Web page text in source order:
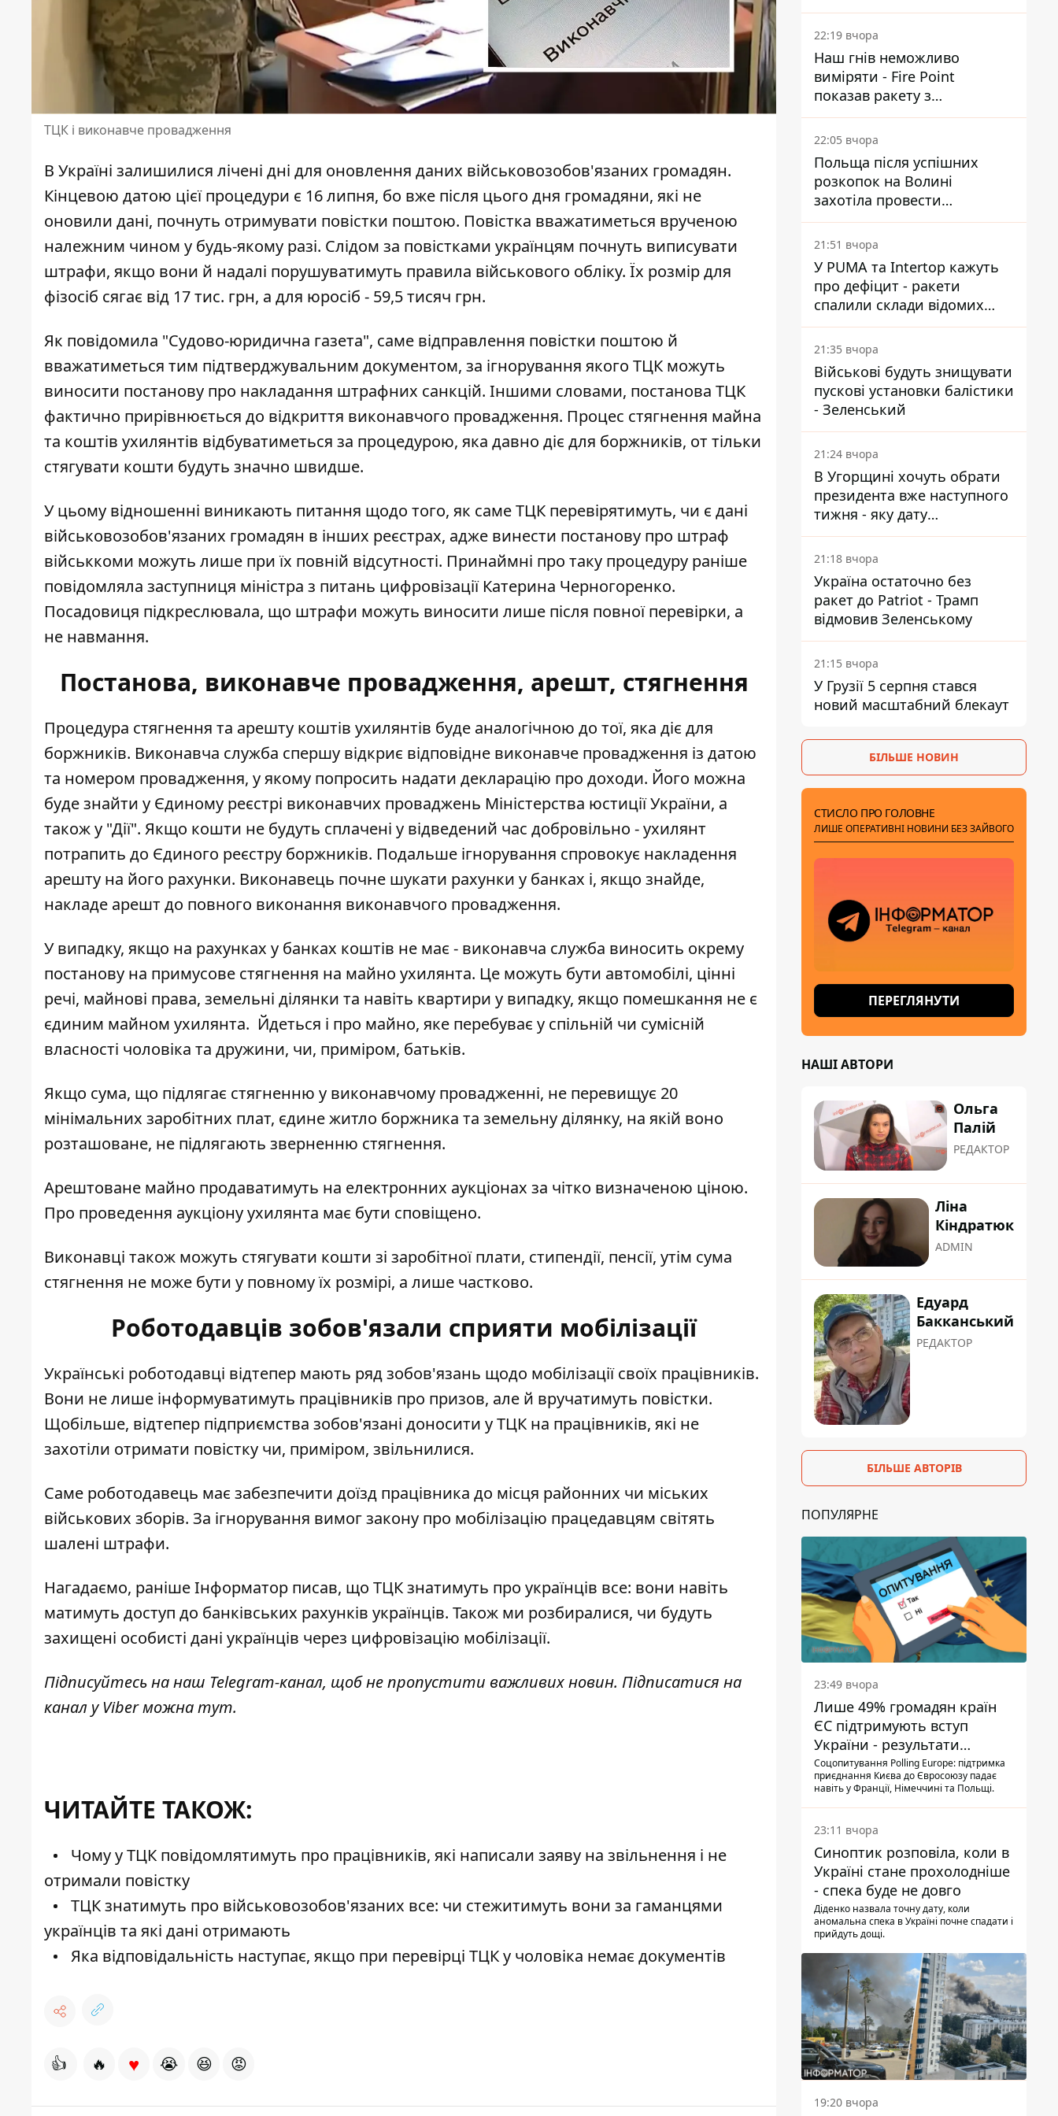
ТЦК і виконавче провадження
В Україні залишилися лічені дні для оновлення даних військовозобов'язаних громадян.
Кінцевою датою цієї процедури є 16 липня, бо вже після цього дня громадяни, які не
оновили дані, почнуть отримувати повістки поштою. Повістка вважатиметься врученою
належним чином у будь-якому разі. Слідом за повістками українцям почнуть виписувати
штрафи, якщо вони й надалі порушуватимуть правила військового обліку. Їх розмір для
фізосіб сягає від 17 тис. грн, а для юросіб - 59,5 тисяч грн.
Як повідомила "Судово-юридична газета", саме відправлення повістки поштою й
вважатиметься тим підтверджувальним документом, за ігнорування якого ТЦК можуть
виносити постанову про накладання штрафних санкцій. Іншими словами, постанова ТЦК
фактично прирівнюється до відкриття виконавчого провадження. Процес стягнення майна
та коштів ухилянтів відбуватиметься за процедурою, яка давно діє для боржників, от тільки
стягувати кошти будуть значно швидше.
У цьому відношенні виникають питання щодо того, як саме ТЦК перевірятимуть, чи є дані
військовозобов'язаних громадян в інших реєстрах, адже винести постанову про штраф
військкоми можуть лише при їх повній відсутності. Принаймні про таку процедуру раніше
повідомляла заступниця міністра з питань цифровізації Катерина Черногоренко.
Посадовиця підкреслювала, що штрафи можуть виносити лише після повної перевірки, а
не навмання.
Постанова, виконавче провадження, арешт, стягнення
Процедура стягнення та арешту коштів ухилянтів буде аналогічною до тої, яка діє для
боржників. Виконавча служба спершу відкриє відповідне виконавче провадження із датою
та номером провадження, у якому попросить надати декларацію про доходи. Його можна
буде знайти у Єдиному реєстрі виконавчих проваджень Міністерства юстиції України, а
також у "Дії". Якщо кошти не будуть сплачені у відведений час добровільно - ухилянт
потрапить до Єдиного реєстру боржників. Подальше ігнорування спровокує накладення
арешту на його рахунки. Виконавець почне шукати рахунки у банках і, якщо знайде,
накладе арешт до повного виконання виконавчого провадження.
У випадку, якщо на рахунках у банках коштів не має - виконавча служба виносить окрему
постанову на примусове стягнення на майно ухилянта. Це можуть бути автомобілі, цінні
речі, майнові права, земельні ділянки та навіть квартири у випадку, якщо помешкання не є
єдиним майном ухилянта. Йдеться і про майно, яке перебуває у спільній чи сумісній
власності чоловіка та дружини, чи, приміром, батьків.
Якщо сума, що підлягає стягненню у виконавчому провадженні, не перевищує 20
мінімальних заробітних плат, єдине житло боржника та земельну ділянку, на якій воно
розташоване, не підлягають зверненню стягнення.
Арештоване майно продаватимуть на електронних аукціонах за чітко визначеною ціною.
Про проведення аукціону ухилянта має бути сповіщено.
Виконавці також можуть стягувати кошти зі заробітної плати, стипендії, пенсії, утім сума
стягнення не може бути у повному їх розмірі, а лише частково.
Роботодавців зобов'язали сприяти мобілізації
Українські роботодавці відтепер мають ряд зобов'язань щодо мобілізації своїх працівників.
Вони не лише інформуватимуть працівників про призов, але й вручатимуть повістки.
Щобільше, відтепер підприємства зобов'язані доносити у ТЦК на працівників, які не
захотіли отримати повістку чи, приміром, звільнилися.
Саме роботодавець має забезпечити доїзд працівника до місця районних чи міських
військових зборів. За ігнорування вимог закону про мобілізацію працедавцям світять
шалені штрафи.
Нагадаємо, раніше Інформатор писав, що ТЦК знатимуть про українців все: вони навіть
матимуть доступ до банківських рахунків українців. Також ми розбиралися, чи будуть
захищені особисті дані українців через цифровізацію мобілізації.
Підписуйтесь на наш Telegram-канал, щоб не пропустити важливих новин. Підписатися на
канал у Viber можнатут.
ЧИТАЙТЕ ТАКОЖ:
Чому у ТЦК повідомлятимуть про працівників, які написали заяву на звільнення і не
отримали повістку
ТЦК знатимуть про військовозобов'язаних все: чи стежитимуть вони за гаманцями
українців та які дані отримають
Яка відповідальність наступає, якщо при перевірці ТЦК у чоловіка немає документів
👍 🔥 ♥ 😭 😆 😡
Reuters розкрили деталі
22:19 вчора
Наш гнів неможливо
виміряти - Fire Point
показав ракету з
загадковою позначкою 723
22:05 вчора
Польща після успішних
розкопок на Волині
захотіла провести
ексгумацію у нових місцях
21:51 вчора
У PUMA та Intertop кажуть
про дефіцит - ракети
спалили склади відомих
брендів
21:35 вчора
Військові будуть знищувати
пускові установки балістики
- Зеленський
21:24 вчора
В Угорщині хочуть обрати
президента вже наступного
тижня - яку дату
пропонують
21:18 вчора
Україна остаточно без
ракет до Patriot - Трамп
відмовив Зеленському
21:15 вчора
У Грузії 5 серпня стався
новий масштабний блекаут
БІЛЬШЕ НОВИН
СТИСЛО ПРО ГОЛОВНЕ
ЛИШЕ ОПЕРАТИВНІ НОВИНИ БЕЗ ЗАЙВОГО
ПЕРЕГЛЯНУТИ
НАШІ АВТОРИ
Ольга
Палій
РЕДАКТОР
Ліна
Кіндратюк
ADMIN
Едуард
Бакканський
РЕДАКТОР
БІЛЬШЕ АВТОРІВ
ПОПУЛЯРНЕ
23:49 вчора
Лише 49% громадян країн
ЄС підтримують вступ
України - результати
опитування
Соцопитування Polling Europe: підтримка
приєднання Києва до Євросоюзу падає
навіть у Франції, Німеччині та Польщі.
23:11 вчора
Синоптик розповіла, коли в
Україні стане прохолодніше
- спека буде не довго
Діденко назвала точну дату, коли
аномальна спека в Україні почне спадати і
прийдуть дощі.
19:20 вчора